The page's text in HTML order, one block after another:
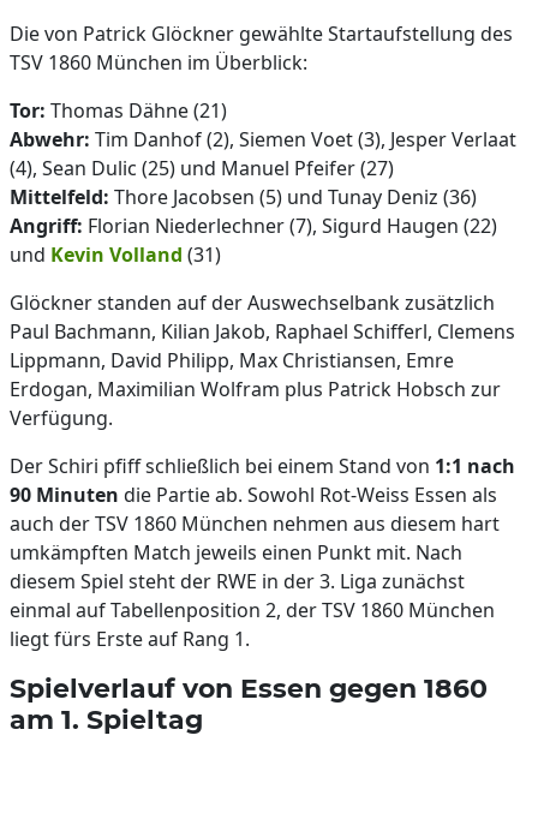
Die von Patrick Glöckner gewählte Startaufstellung des
TSV 1860 München im Überblick:
Tor: Thomas Dähne (21)
Abwehr: Tim Danhof (2), Siemen Voet (3), Jesper Verlaat
(4), Sean Dulic (25) und Manuel Pfeifer (27)
Mittelfeld: Thore Jacobsen (5) und Tunay Deniz (36)
Angriff: Florian Niederlechner (7), Sigurd Haugen (22)
und Kevin Volland (31)
Glöckner standen auf der Auswechselbank zusätzlich
Paul Bachmann, Kilian Jakob, Raphael Schifferl, Clemens
Lippmann, David Philipp, Max Christiansen, Emre
Erdogan, Maximilian Wolfram plus Patrick Hobsch zur
Verfügung.
Der Schiri pfiff schließlich bei einem Stand von 1:1 nach
90 Minuten die Partie ab. Sowohl Rot-Weiss Essen als
auch der TSV 1860 München nehmen aus diesem hart
umkämpften Match jeweils einen Punkt mit. Nach
diesem Spiel steht der RWE in der 3. Liga zunächst
einmal auf Tabellenposition 2, der TSV 1860 München
liegt fürs Erste auf Rang 1.
Spielverlauf von Essen gegen 1860
am 1. Spieltag